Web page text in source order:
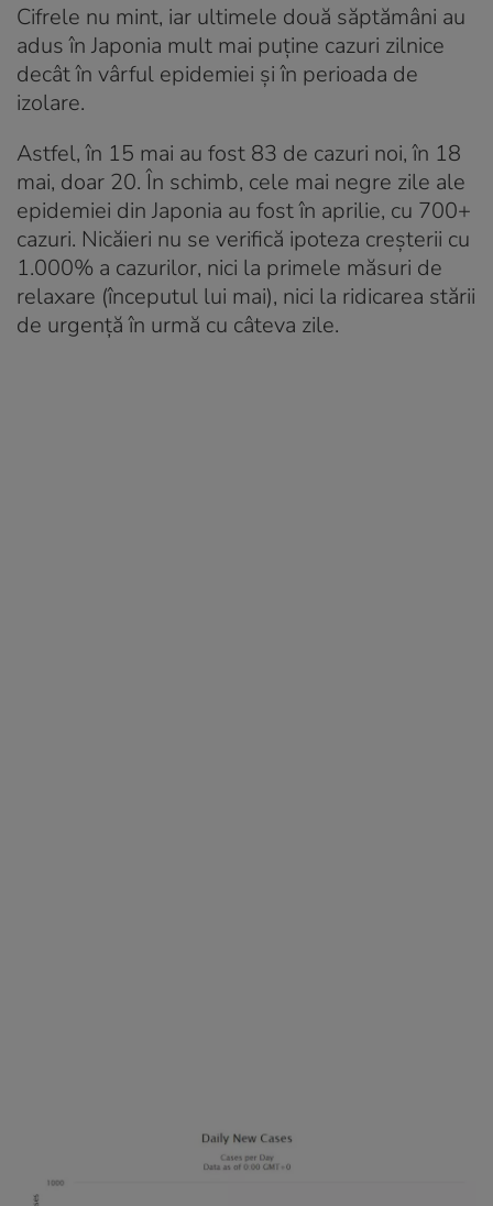
Cifrele nu mint, iar ultimele două săptămâni au
adus în Japonia mult mai puține cazuri zilnice
decât în vârful epidemiei și în perioada de
izolare.
Astfel, în 15 mai au fost 83 de cazuri noi, în 18
mai, doar 20. În schimb, cele mai negre zile ale
epidemiei din Japonia au fost în aprilie, cu 700+
cazuri. Nicăieri nu se verifică ipoteza creșterii cu
1.000% a cazurilor, nici la primele măsuri de
relaxare (începutul lui mai), nici la ridicarea stării
de urgență în urmă cu câteva zile.